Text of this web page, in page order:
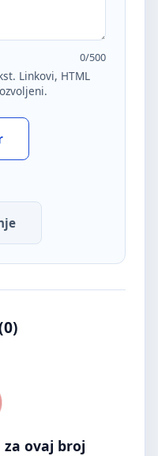
0/500
Linkovi, HTML
0)
ovaj broj